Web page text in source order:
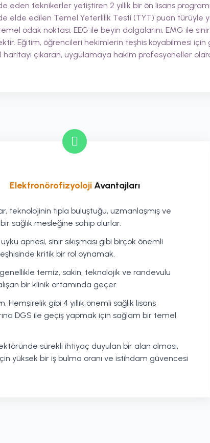
eden teknikerler yetiştiren 2 yıllık bir ön lisans
elde edilen Temel Yeterlilik Testi (TYT) puan türüyle
odak noktası, EEG ile beyin dalgalarını, EMG ile
Eğitim, öğrencileri hekimlerin teşhis koyabilmesi için
haritayı çıkaran, uygulamaya hakim profesyoneller
ElektronörofizyolojiAvantajları
teknolojinin tıpla buluştuğu, uzmanlaşmış ve
sağlık mesleğine sahip olurlar.
apnesi, sinir sıkışması gibi birçok önemli
kritik bir rol oynamak.
temiz, sakin, teknolojik ve randevulu
bir klinik ortamında geçer.
Hemşirelik gibi 4 yıllık önemli sağlık lisans
DGS ile geçiş yapmak için sağlam bir temel
sürekli ihtiyaç duyulan bir alan olması,
yüksek bir iş bulma oranı ve istihdam güvencesi